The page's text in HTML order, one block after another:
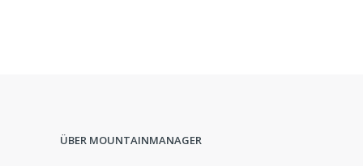
ÜBER MOUNTAINMANAGER